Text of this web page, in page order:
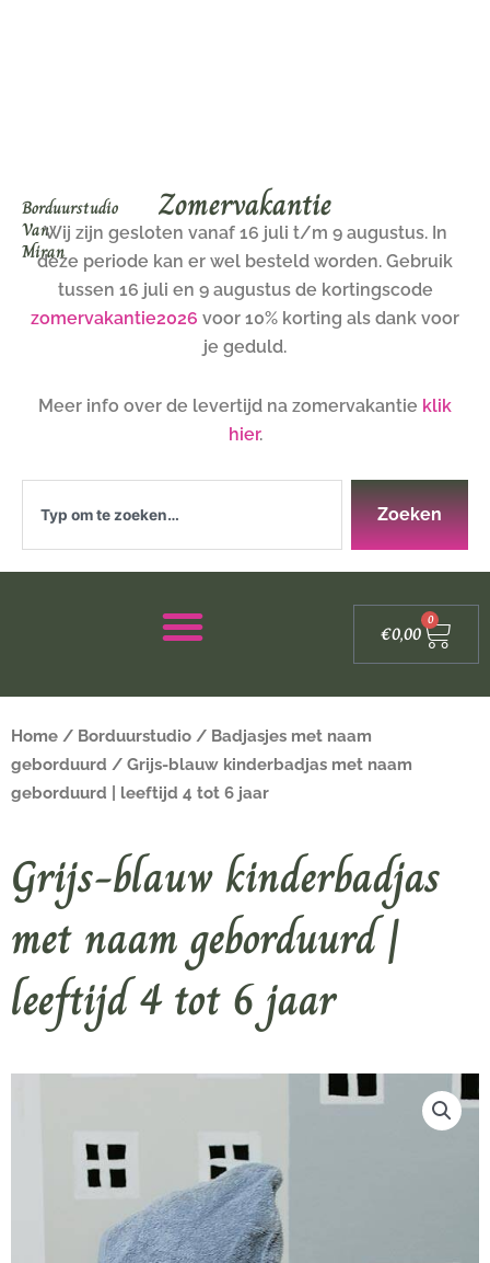
Borduurstudio
Van
Miran
Zomervakantie
Wij zijn gesloten vanaf 16 juli t/m 9 augustus. In
deze periode kan er wel besteld worden. Gebruik
tussen 16 juli en 9 augustus de kortingscode
zomervakantie2026 voor 10% korting als dank voor
je geduld.
Meer info over de levertijd na zomervakantie klik
hier.
Zoeken
€0,00
0
Home / Borduurstudio / Badjasjes met naam
geborduurd / Grijs-blauw kinderbadjas met naam
geborduurd | leeftijd 4 tot 6 jaar
Grijs-blauw kinderbadjas
met naam geborduurd |
leeftijd 4 tot 6 jaar